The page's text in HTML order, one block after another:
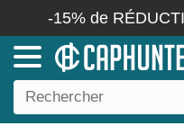
-15% de